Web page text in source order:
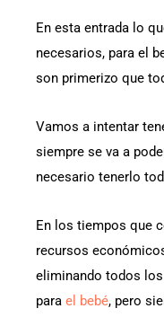
En esta entrada lo
necesarios, para el
son primerizo que
Vamos a intentar
siempre se va a
necesario tenerlo
En los tiempos que
recursos
eliminando todos
para el bebé, pero